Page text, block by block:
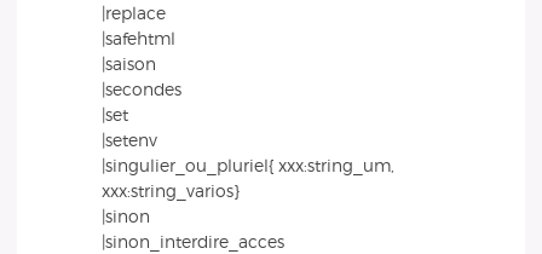
|replace
|safehtml
|saison
|secondes
|set
|setenv
|singulier_ou_pluriel{ xxx:string_um,
xxx:string_varios}
|sinon
|sinon_interdire_acces